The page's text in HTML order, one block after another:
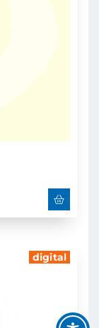
digital